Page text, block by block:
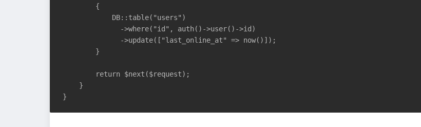
        {
            DB::table("users")
              ->where("id", auth()->user()->id)
              ->update(["last_online_at" => now()]);
        }
        return $next($request);
    }
}